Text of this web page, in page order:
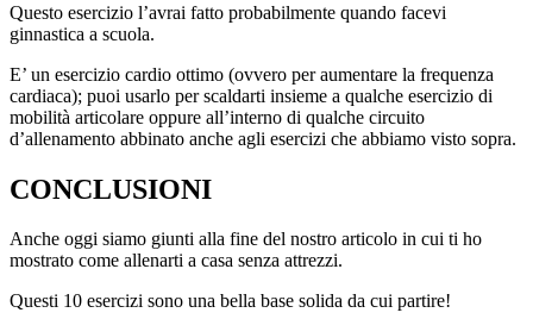
Questo esercizio l’avrai fatto probabilmente quando facevi
ginnastica a scuola.
E’ un esercizio cardio ottimo (ovvero per aumentare la frequenza
cardiaca); puoi usarlo per scaldarti insieme a qualche esercizio di
mobilità articolare oppure all’interno di qualche circuito
d’allenamento abbinato anche agli esercizi che abbiamo visto sopra.
CONCLUSIONI
Anche oggi siamo giunti alla fine del nostro articolo in cui ti ho
mostrato come allenarti a casa senza attrezzi.
Questi 10 esercizi sono una bella base solida da cui partire!